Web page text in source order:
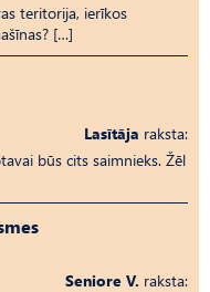
teritorija, ierīkos
[…]
Lasītāja raksta:
būs cits saimnieks. Žēl
Seniore V. raksta: